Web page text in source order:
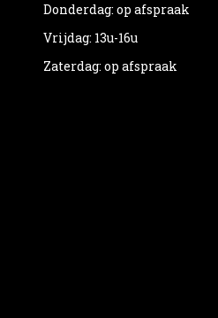
Donderdag: op afspraak
Vrijdag: 13u-16u
Zaterdag: op afspraak